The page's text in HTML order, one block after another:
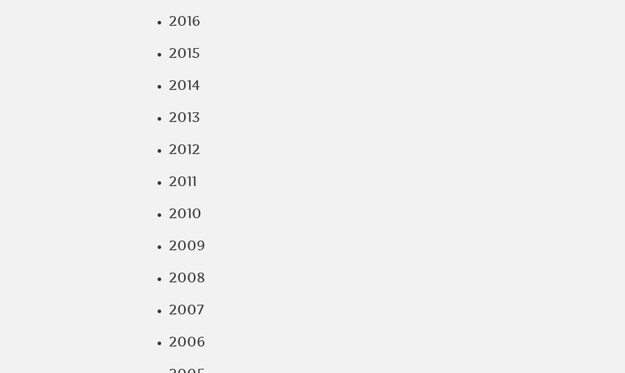
2016
2015
2014
2013
2012
2011
2010
2009
2008
2007
2006